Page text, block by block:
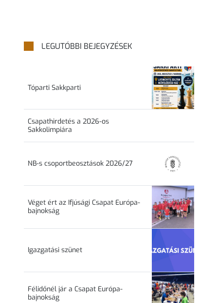
LEGUTÓBBI BEJEGYZÉSEK
Tóparti Sakkparti
Csapathirdetés a 2026-os
Sakkolimpiára
NB-s csoportbeosztások 2026/27
Véget ért az Ifjúsági Csapat Európa-
bajnokság
Igazgatási szünet
Félidőnél jár a Csapat Európa-
bajnokság